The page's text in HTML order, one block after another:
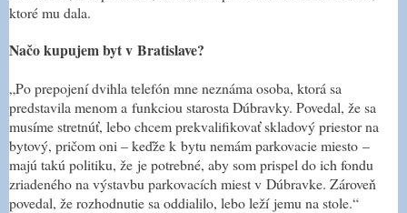
ktoré mu dala.
Načo kupujem byt v Bratislave?
„Po prepojení dvihla telefón mne neznáma osoba, ktorá sa
predstavila menom a funkciou starosta Dúbravky. Povedal, že sa
musíme stretnúť, lebo chcem prekvalifikovať skladový priestor na
bytový, pričom oni – keďže k bytu nemám parkovacie miesto –
majú takú politiku, že je potrebné, aby som prispel do ich fondu
zriadeného na výstavbu parkovacích miest v Dúbravke. Zároveň
povedal, že rozhodnutie sa oddialilo, lebo leží jemu na stole.“